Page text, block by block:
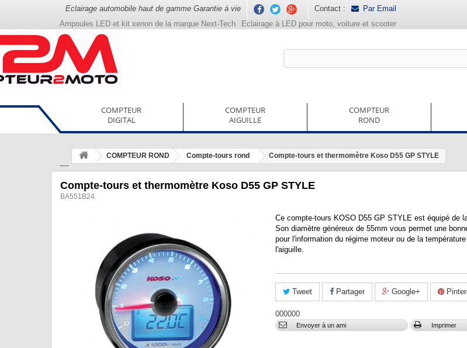
Eclairage automobile haut de gamme Garantie à vie Contact : Par Email
Ampoules LED et kit xenon de la marque Next-Tech Eclairage à LED pour moto, voiture et scooter
COMPTEUR
DIGITAL
COMPTEUR
AIGUILLE
COMPTEUR
ROND
----
COMPTEUR ROND Compte-tours rond Compte-tours et thermomètre Koso D55 GP STYLE
Compte-tours et thermomètre Koso D55 GP STYLE
BA551B24
Ce compte-tours KOSO D55 GP STYLE est équipé de
Son diamètre généreux de 55mm vous permet une
pour l'information du régime moteur ou de la
l'aiguille.
Tweet Partager Google+
000000
Envoyer à un ami Imprimer